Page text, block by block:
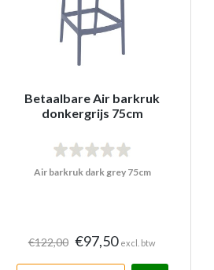
Betaalbare Air barkruk
donkergrijs 75cm
Air barkruk dark grey 75cm
€122,00 €97,50 excl. btw